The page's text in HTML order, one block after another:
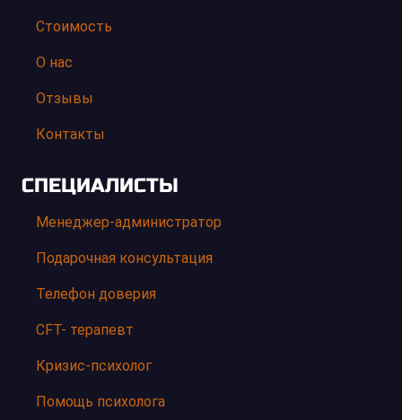
Стоимость
О нас
Отзывы
Контакты
СПЕЦИАЛИСТЫ
Менеджер-администратор
Подарочная консультация
Телефон доверия
CFT- терапевт
Кризис-психолог
Помощь психолога